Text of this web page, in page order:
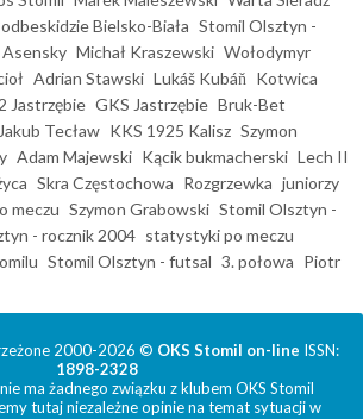
Bielsko-Biała Stomil Olsztyn -
Asensky Michał Kraszewski Wołodymyr
Adrian Stawski Lukáš Kubáň Kotwica
Jastrzębie GKS Jastrzębie Bruk-Bet
Jakub Tecław KKS 1925 Kalisz Szymon
Adam Majewski Kącik bukmacherski Lech II
Skra Częstochowa Rozgrzewka juniorzy
meczu Szymon Grabowski Stomil Olsztyn -
- rocznik 2004 statystyki po meczu
Stomil Olsztyn - futsal 3. połowa Piotr
2000-2026 © OKS Stomil on-line ISSN:
1898-2328
ma żadnego związku z klubem OKS Stomil
tutaj niezależne opinie na temat sytuacji w